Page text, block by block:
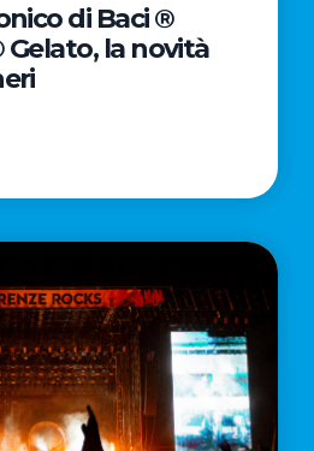
di Baci ®
Gelato, la novità